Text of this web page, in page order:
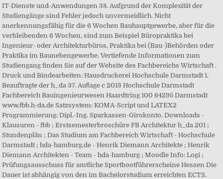
IT-Dienste und-Anwendungen 38. Aufgrund der Komplexität der
Studiengänge sind Fehler jedoch unvermeidlich. Nicht
anerkennungsfähig für die 6 Wochen Bauhauptgewerbe, aber für die
verbleibenden 6 Wochen, sind zum Beispiel Büropraktika bei
Ingenieur- oder Architekturbüros, Praktika bei (Bau-)Behörden oder
Praktika im Baunebengewerbe. Vertiefende Informationen zum
Studiengang finden Sie auf der Website des Fachbereichs Wirtschaft .
Druck und Bindearbeiten: Hausdruckerei Hochschule Darmstadt 1.
Beauftragte der h_da 37. Auﬂage c 2013 Hochschule Darmstadt
Fachbereich Bauingenieurwesen Haardtring 100 64295 Darmstadt
www.fbb.h-da.de Satzsystem: KOMA-Script und LATEX2
Programmierung: Dipl.-Ing. Sparkassen-Girokonto. Downloads -
Klausuren - fbb ; Erstsemesterbroschüre FB Architektur h_da 201 ;
Stundenplän ; Das Studium am Fachbereich Wirtschaft - Hochschule
Darmstadt ; hda-hamburg.de - Henrik Diemann Architekte ; Henrik
Diemann Architekten - Team - hda-hamburg ; Moodle Info: Logi ;
Prüfungsausschuss für amtliche Sportbootführerscheine Hessen Die
Dauer ist abhängig von den im Bachelorstudium erreichten ECTS.